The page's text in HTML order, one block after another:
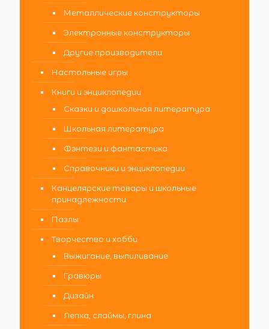
Металлические конструкторы
Электронные конструкторы
Другие производители
Настольные игры
Книги и энциклопедии
Сказки и дошкольная литература
Школьная литература
Фэнтези и фантастика
Справочники и энциклопедии
Канцелярские товары и школьные
принадлежности
Пазлы
Творчество и хобби
Выжигание, выпиливание
Гравюры
Дизайн
Лепка, слаймы, глина